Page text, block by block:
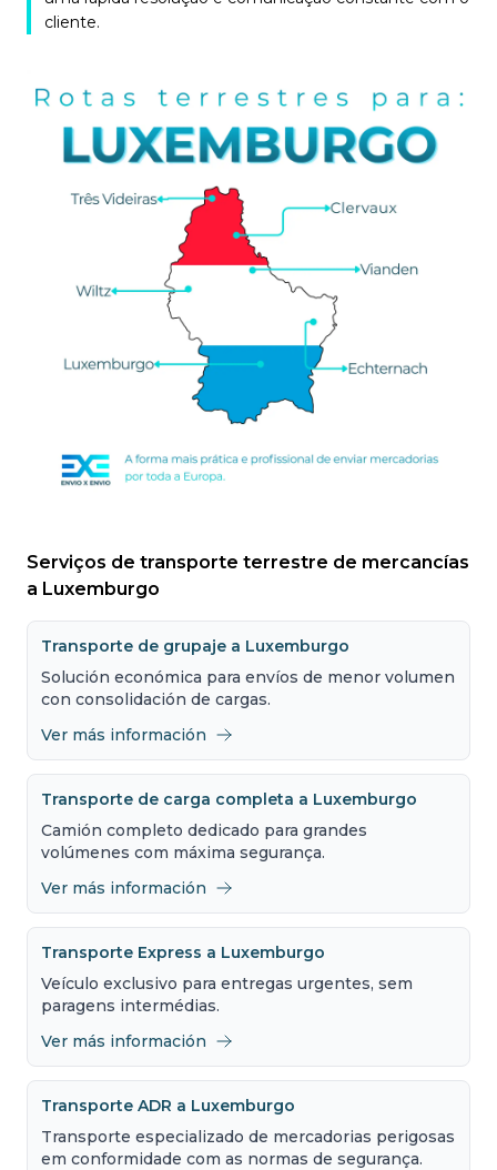
cliente.
Serviços de transporte terrestre de mercancías
a Luxemburgo
Transporte de grupaje a Luxemburgo
Solución económica para envíos de menor volumen
con consolidación de cargas.
Ver más información
Transporte de carga completa a Luxemburgo
Camión completo dedicado para grandes
volúmenes com máxima segurança.
Ver más información
Transporte Express a Luxemburgo
Veículo exclusivo para entregas urgentes, sem
paragens intermédias.
Ver más información
Transporte ADR a Luxemburgo
Transporte especializado de mercadorias perigosas
em conformidade com as normas de segurança.